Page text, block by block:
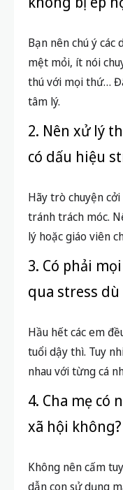
Bạn nên chú ý các
mệt mỏi, ít nói
thú với mọi thứ…
tâm lý.
2. Nên xử lý
có dấu hiệu
Hãy trò chuyện
tránh trách móc.
lý hoặc giáo viên
3. Có phải
qua stress dù
Hầu hết các em
tuổi dậy thì. Tuy
nhau với từng cá
4. Cha mẹ có
xã hội không?
Không nên cấm
dẫn con sử dụng